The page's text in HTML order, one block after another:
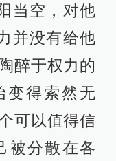
当空，对他
并没有给他
醉于权力的
变得索然无
可以值得信
被分散在各